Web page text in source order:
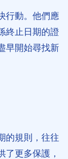
行動。他們應
終止日期的證
早開始尋找新
的規則，往往
了更多保護，